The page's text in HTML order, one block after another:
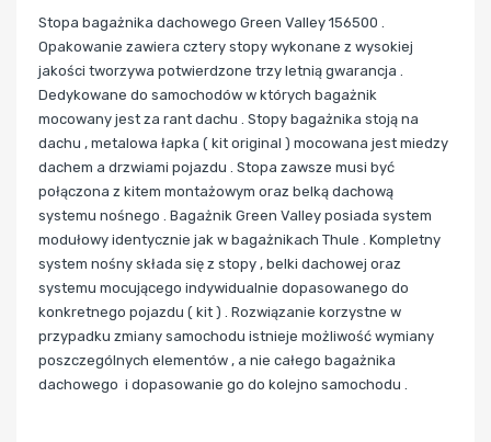
Stopa bagażnika dachowego Green Valley 156500 .
Opakowanie zawiera cztery stopy wykonane z wysokiej
jakości tworzywa potwierdzone trzy letnią gwarancja .
Dedykowane do samochodów w których bagażnik
mocowany jest za rant dachu . Stopy bagażnika stoją na
dachu , metalowa łapka ( kit original ) mocowana jest miedzy
dachem a drzwiami pojazdu . Stopa zawsze musi być
połączona z kitem montażowym oraz belką dachową
systemu nośnego . Bagażnik Green Valley posiada system
modułowy identycznie jak w bagażnikach Thule . Kompletny
system nośny składa się z stopy , belki dachowej oraz
systemu mocującego indywidualnie dopasowanego do
konkretnego pojazdu ( kit ) . Rozwiązanie korzystne w
przypadku zmiany samochodu istnieje możliwość wymiany
poszczególnych elementów , a nie całego bagażnika
dachowego i dopasowanie go do kolejno samochodu .